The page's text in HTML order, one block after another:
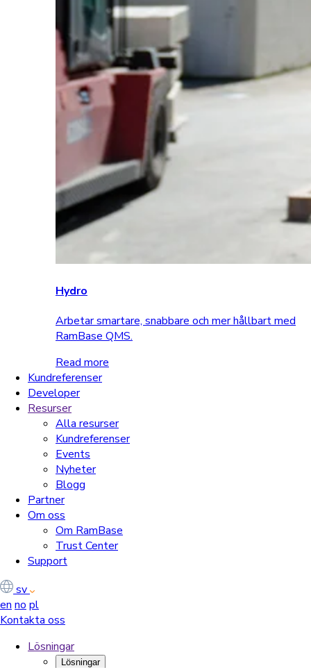
Hydro
Arbetar smartare, snabbare och mer hållbart med
RamBase QMS.
Read more
Kundreferenser
Developer
Resurser
Alla resurser
Kundreferenser
Events
Nyheter
Blogg
Partner
Om oss
Om RamBase
Trust Center
Support
sv
en no pl
Kontakta oss
Lösningar
Lösningar